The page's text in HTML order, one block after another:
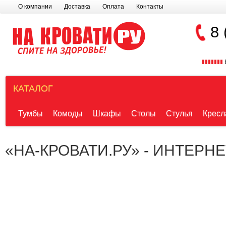
О компании Доставка Оплата Контакты
8
КАТАЛОГ
Тумбы Комоды Шкафы Столы Стулья
«НА-КРОВАТИ.РУ» -